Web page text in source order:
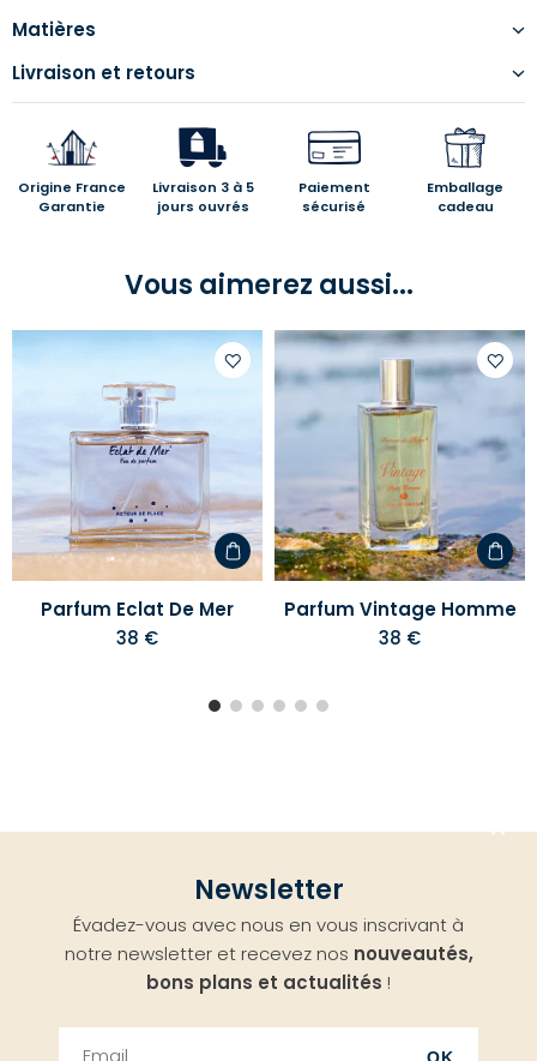
Matières
Livraison et retours
Origine France
Garantie
Livraison 3 à 5
jours ouvrés
Paiement
sécurisé
Emballage
cadeau
Vous aimerez aussi...
Ajouter
d'envies
Parfum Eclat De Mer
38 €
votre
Parfum Vintage Homme
38 €
Newsletter
Évadez-vous avec nous en vous inscrivant à
notre newsletter et recevez nos nouveautés,
bons plans et actualités !
OK